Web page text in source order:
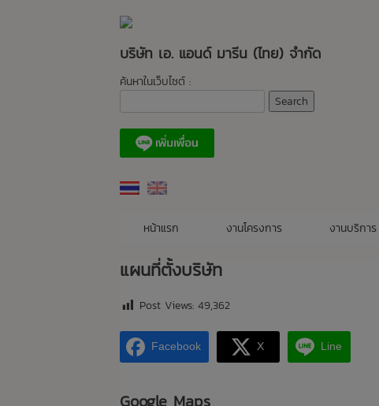
บริษัท เอ. แอนด์ มารีน (ไทย) จำกัด
ค้นหาในเว็บไซต์ :
หน้าแรก งานโครงการ งานบริการ
แผนที่ตั้งบริษัท
Post Views: 49,362
Facebook X Line
Google Maps